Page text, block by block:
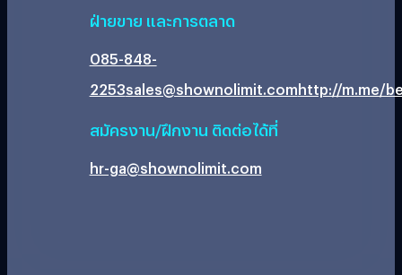
ฝ่ายขาย และการตลาด
085-848-
2253sales@shownolimit.comhttp://m.me/
สมัครงาน/ฝึกงาน ติดต่อได้ที่
hr-ga@shownolimit.com